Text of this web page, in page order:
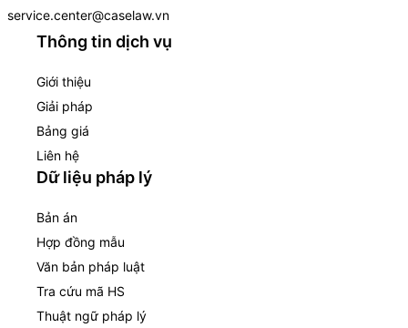
service.center@caselaw.vn
Thông tin dịch vụ
Giới thiệu
Giải pháp
Bảng giá
Liên hệ
Dữ liệu pháp lý
Bản án
Hợp đồng mẫu
Văn bản pháp luật
Tra cứu mã HS
Thuật ngữ pháp lý